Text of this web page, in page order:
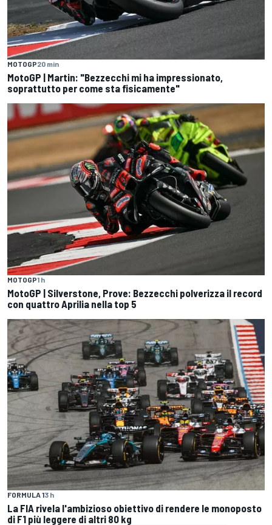
MOTOGP20 min
MotoGP | Martin: "Bezzecchi mi ha impressionato,
soprattutto per come sta fisicamente"
MOTOGP1 h
MotoGP | Silverstone, Prove: Bezzecchi polverizza il record
con quattro Aprilia nella top 5
FORMULA 13 h
La FIA rivela l'ambizioso obiettivo di rendere le monoposto
di F1 più leggere di altri 80 kg